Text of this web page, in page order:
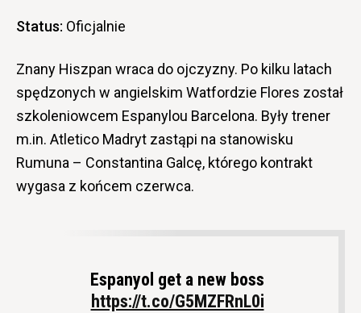
Status: Oficjalnie
Znany Hiszpan wraca do ojczyzny. Po kilku latach
spędzonych w angielskim Watfordzie Flores został
szkoleniowcem Espanylou Barcelona. Były trener
m.in. Atletico Madryt zastąpi na stanowisku
Rumuna – Constantina Galcę, którego kontrakt
wygasa z końcem czerwca.
Espanyol get a new boss
https://t.co/G5MZFRnL0i